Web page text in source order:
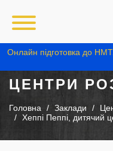
Онлайн підготовка до
ЦЕНТРИ
Головна Заклади
Хеппі Пеппі, дитячий